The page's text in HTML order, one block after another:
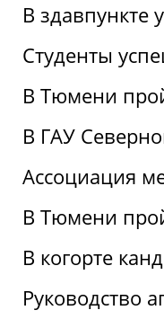
В здавпункте
Студенты
В Тюмени
В ГАУ
Ассоциация
В Тюмени
В когорте
Руководство